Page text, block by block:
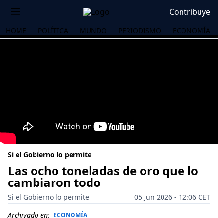
Contribuye
HOME POLÍTICA MUNDO PERIODISMO ECONOMÍA
Si el Gobierno lo permite
Las ocho toneladas de oro que lo
cambiaron todo
Si el Gobierno lo permite
05 Jun 2026 - 12:06 CET
Archivado en: ECONOMÍA